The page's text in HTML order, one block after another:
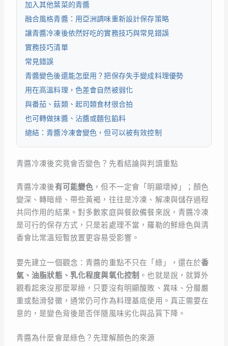
加入其他葉菜的青醬
融合風格青醬：用亞洲調味重新設計保存策略
讓青醬冷凍後依然好吃的實務技巧與常見錯誤
實務技巧清單
常見錯誤
青醬變色後還能怎麼用？把保存失手變成料理優勢
用在高溫料理，色差會自然被弱化
與番茄、菇類、起司類食材很合拍
也可轉做抹醬、沾醬或麵包餡料
總結：青醬冷凍會變色，但可以被有效控制
青醬冷凍後究竟會否變色？先看結論與判讀重點
青醬冷凍後有可能變色 ，但不一定會「明顯壞掉」；顏色
變深、轉暗綠、帶些黃褐，往往是冷凍、解凍與儲存過程
共同作用的結果。對多數家庭與餐飲備餐來說，青醬冷凍
是可行的保存方式，只是若處理不當，羅勒的鮮綠色與清
香會比常溫短暫放置更容易受影響。
要先建立一個觀念：青醬的重點不只在「綠」，還在於香
氣、油脂狀態、乳化程度與氧化控制 。也就是說，就算外
觀看起來沒那麼翠綠，只要沒有明顯酸敗、異味、分層嚴
重或黏滑發黴，通常仍可作為料理基底使用。真正需要在
意的，是變色背後是否伴隨風味劣化與品質下降。
青醬為什麼會是綠色？先理解顏色的來源